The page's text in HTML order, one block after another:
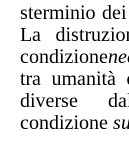
sterminio
La
condizione
tra umanità
diverse
condizione